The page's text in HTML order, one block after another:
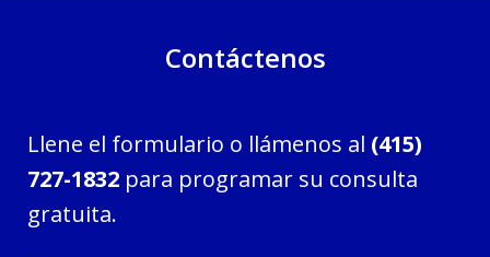
Contáctenos
Llene el formulario o llámenos al (415)
727-1832 para programar su consulta
gratuita.